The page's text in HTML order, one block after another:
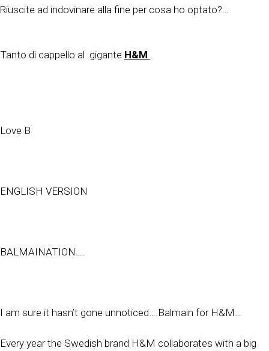
Riuscite ad indovinare alla fine per cosa ho optato?…
Tanto di cappello al gigante H&M
Love B
ENGLISH VERSION
BALMAINATION….
I am sure it hasn’t gone unnoticed….Balmain for H&M…
Every year the Swedish brand H&M collaborates with a big